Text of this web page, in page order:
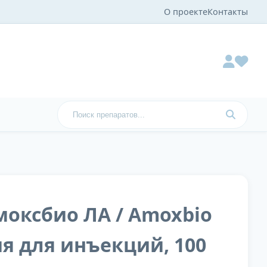
О проектеКонтакты
ЛА / Amoxbio
для инъекций, 100